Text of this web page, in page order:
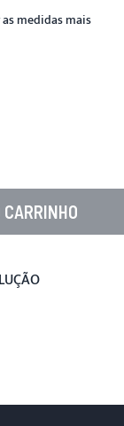
medidas mais